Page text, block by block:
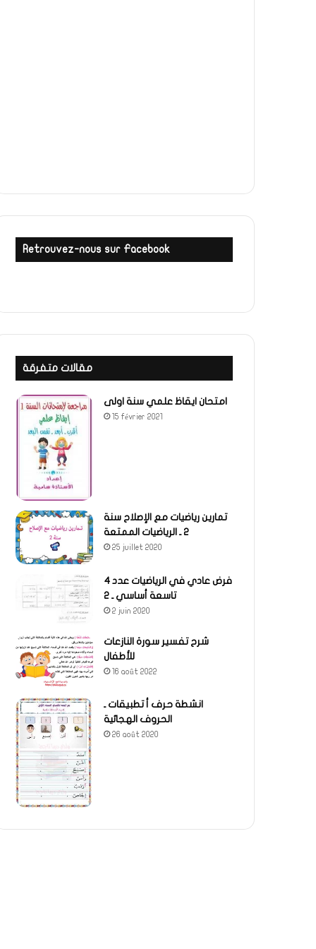
Retrouvez-nous sur Facebook
مقالات متفرقة
امتحان ايقاظ علمي سنة اولى
15 février 2021
تمارين رياضيات مع الإصلاح سنة
2 ـ الرياضيات الممتعة
25 juillet 2020
فرض عادي في الرياضيات عدد 4
تاسعة أساسي ـ 2
2 juin 2020
شرح تفسير سورة النازعات
للأطفال
16 août 2022
انشطة حرف أ تطبيقات ـ
الحروف الهجائية
26 août 2020